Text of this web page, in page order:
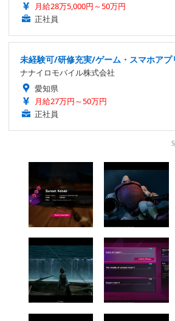
月給28万5,000円～50万円
正社員
未経験可/研修充実/ゲーム・スマホアプ
ナナイロモバイル株式会社
愛知県
月給27万円～50万円
正社員